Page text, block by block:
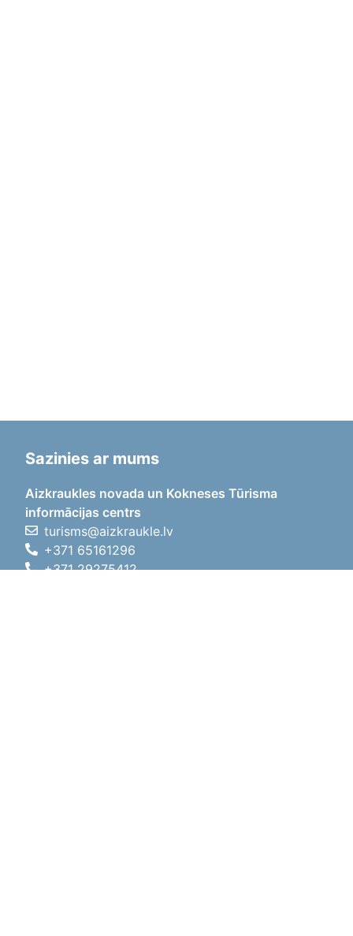
Sazinies ar mums
Aizkraukles novada un Kokneses Tūrisma
informācijas centrs
turisms@aizkraukle.lv
+371 65161296
+371 29275412